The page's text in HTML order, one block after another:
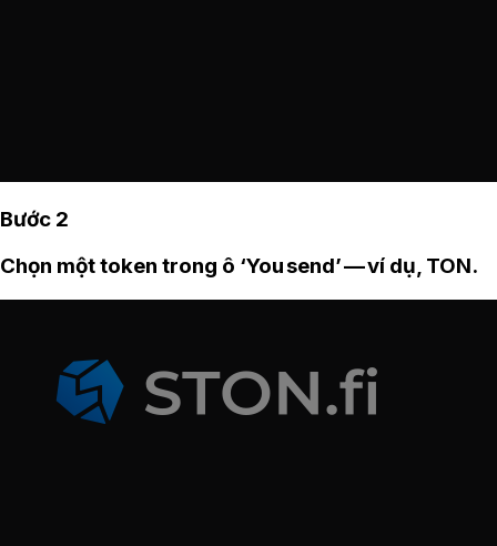
Bước 2
Chọn một token trong ô ‘You send’ — ví dụ, TON.